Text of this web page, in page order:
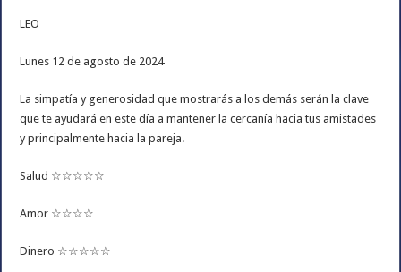
LEO
Lunes 12 de agosto de 2024
La simpatía y generosidad que mostrarás a los demás serán la clave
que te ayudará en este día a mantener la cercanía hacia tus amistades
y principalmente hacia la pareja.
Salud ☆☆☆☆☆
Amor ☆☆☆☆
Dinero ☆☆☆☆☆